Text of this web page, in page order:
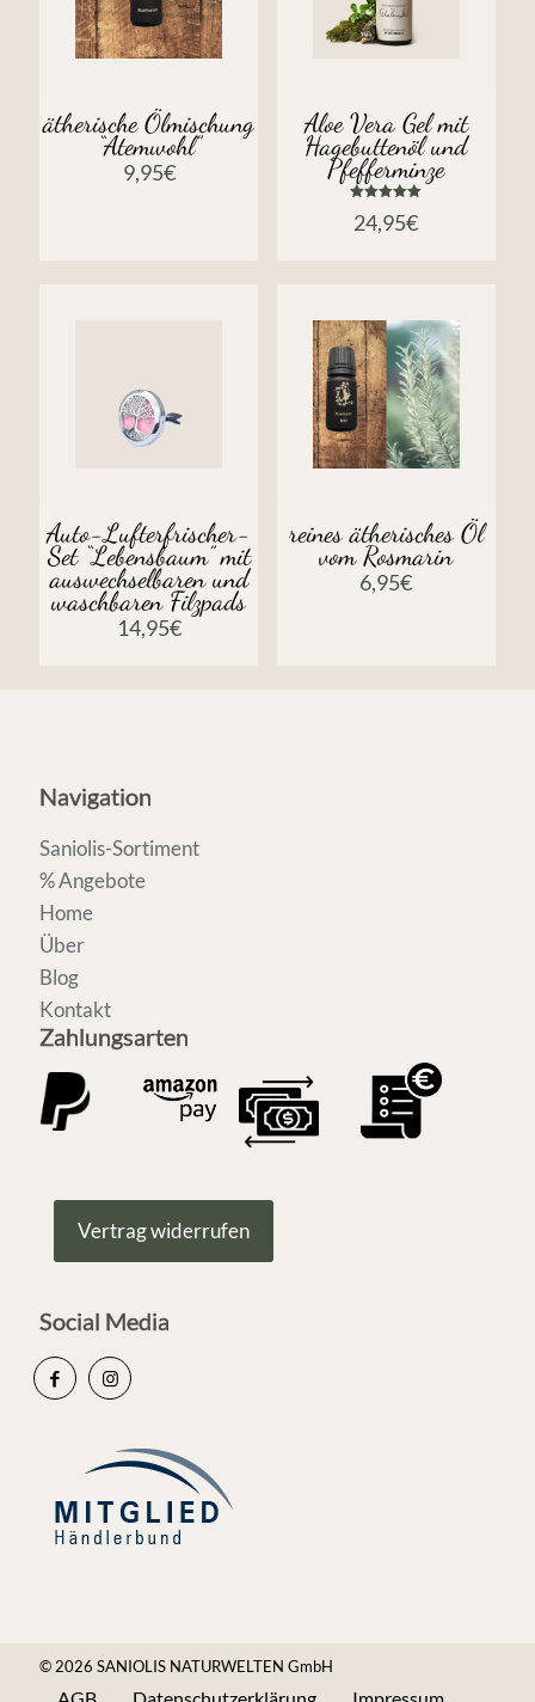
ätherische Ölmischung
“Atemwohl”
9,95€
Aloe Vera Gel mit
Hagebuttenöl und
Pfefferminze
mit
5.00
24,95€
Auto-Lufterfrischer-
Set “Lebensbaum” mit
auswechselbaren und
waschbaren Filzpads
14,95€
reines ätherisches Öl
vom Rosmarin
6,95€
Navigation
Saniolis-Sortiment
% Angebote
Home
Über
Blog
Kontakt
Zahlungsarten
Vertrag widerrufen
Social Media
© 2026 SANIOLIS NATURWELTEN GmbH